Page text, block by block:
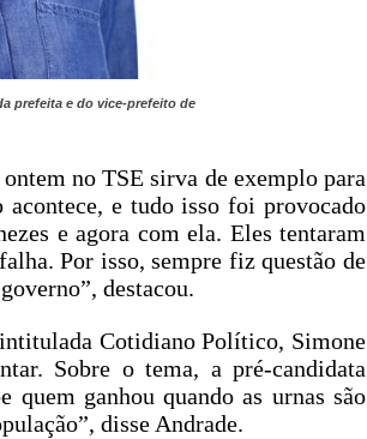
prefeita e do vice-prefeito de
no TSE sirva de exemplo para
acontece, e tudo isso foi provocado
e agora com ela. Eles tentaram
Por isso, sempre fiz questão de
destacou.
Cotidiano Político, Simone
Sobre o tema, a pré-candidata
quem ganhou quando as urnas são
disse Andrade.